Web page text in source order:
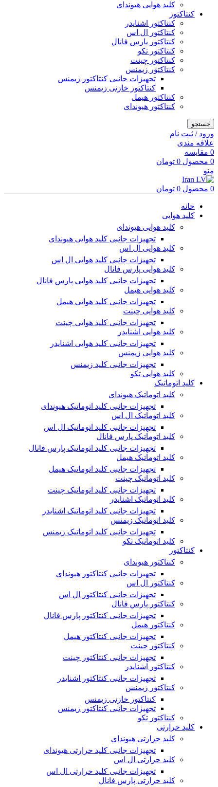
کلید هوایی هیوندای
کنتاکتور
کنتاکتور اشنایدر
کنتاکتور ال اس
کنتاکتور پارس فانال
کنتاکتور تکو
کنتاکتور چینت
کنتاکتور زیمنس
تجهیزات جانبی کنتاکتور زیمنس
کنتاکتور خازنی زیمنس
کنتاکتور هیمل
کنتاکتور هیوندای
جستجو
ورود / ثبت نام
علاقه مندی
0 مقایسه
0 محصول 0 تومان
منو
0 محصول 0 تومان
خانه
کلید هوایی
کلید هوایی هیوندای
تجهیزات جانبی کلید هوایی هیوندای
کلید هوایی ال اس
تجهیزات جانبی کلید هوایی ال اس
کلید هوایی پارس فانال
تجهیزات جانبی کلید هوایی پارس فانال
کلید هوایی هیمل
تجهیزات جانبی کلید هوایی هیمل
کلید هوایی چینت
تجهیزات جانبی کلید هوایی چینت
کلید هوایی اشنایدر
تجهیزات جانبی کلید هوایی اشنایدر
کلید هوایی زیمنس
تجهیزات جانبی کلید زیمنس
کلید هوایی تکو
کلید اتوماتیک
کلید اتوماتیک هیوندای
تجهیزات جانبی کلید اتوماتیک هیوندای
کلید اتوماتیک ال اس
تجهیزات جانبی کلید اتوماتیک ال اس
کلید اتوماتیک پارس فانال
تجهیزات جانبی کلید اتوماتیک پارس فانال
کلید اتوماتیک هیمل
تجهیزات جانبی کلید اتوماتیک هیمل
کلید اتوماتیک چینت
تجهیزات جانبی کلید اتوماتیک چینت
کلید اتوماتیک اشنایدر
تجهیزات جانبی کلید اتوماتیک اشنایدر
کلید اتوماتیک زیمنس
تجهیزات جانبی کلید اتوماتیک زیمنس
کلید اتوماتیک تکو
کنتاکتور
کنتاکتور هیوندای
تجهیزات جانبی کنتاکتور هیوندای
کنتاکتور ال اس
تجهیزات جانبی کنتاکتور ال اس
کنتاکتور پارس فانال
تجهیزات جانبی کنتاکتور پارس فانال
کنتاکتور هیمل
تجهیزات جانبی کنتاکتور هیمل
کنتاکتور چینت
تجهیزات جانبی کنتاکتور چینت
کنتاکتور اشنایدر
تجهیزات جانبی کنتاکتور اشنایدر
کنتاکتور زیمنس
کنتاکتور خازنی زیمنس
تجهیزات جانبی کنتاکتور زیمنس
کنتاکتور تکو
کلید حرارتی
کلید حرارتی هیوندای
تجهیزات جانبی کلید حرارتی هیوندای
کلید حرارتی ال اس
تجهیزات جانبی کلید حرارتی ال اس
کلید حرارتی پارس فانال